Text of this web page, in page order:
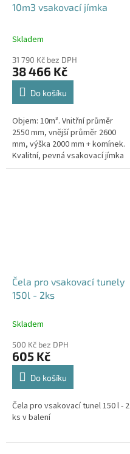
10m3 vsakovací jímka
Průměrné
produktu
je
5,0
hvězdiček.
Skladem
31 790 Kč bez DPH
38 466 Kč
Do košíku
Objem: 10m³. Vnitřní průměr
2550 mm, vnější průměr 2600
mm, výška 2000 mm + komínek.
Kvalitní, pevná vsakovací jímka
(nádrž) bez potřeby
Čela pro vsakovací tunely
150l - 2ks
Skladem
500 Kč bez DPH
605 Kč
Do košíku
Čela pro vsakovací tunel 150 l - 2
ks v balení